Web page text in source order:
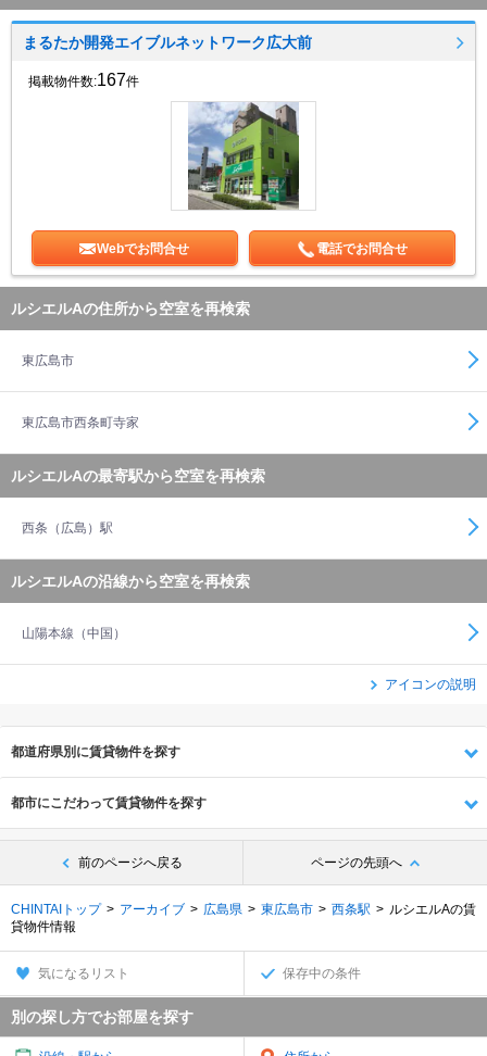
まるたか開発エイブルネットワーク広大前
掲載物件数:167件
Webでお問合せ 電話でお問合せ
ルシエルAの住所から空室を再検索
東広島市
東広島市西条町寺家
ルシエルAの最寄駅から空室を再検索
西条（広島）駅
ルシエルAの沿線から空室を再検索
山陽本線（中国）
アイコンの説明
都道府県別に賃貸物件を探す
都市にこだわって賃貸物件を探す
前のページへ戻る ページの先頭へ
CHINTAIトップ アーカイブ 広島県 東広島市 西条駅
ルシエルAの賃
貸物件情報
気になるリスト 保存中の条件
別の探し方でお部屋を探す